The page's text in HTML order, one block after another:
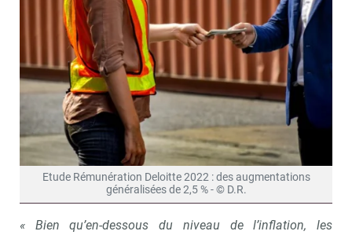
Etude Rémunération Deloitte 2022 : des augmentations
généralisées de 2,5 % - © D.R.
« Bien qu’en-dessous du niveau de l’inflation, les